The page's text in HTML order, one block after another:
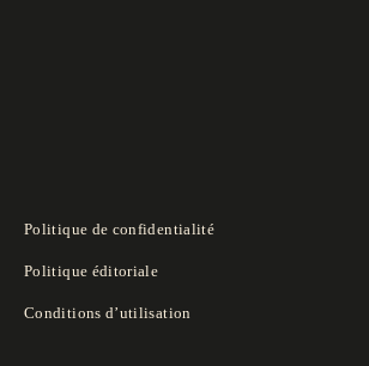
Politique de confidentialité
Politique éditoriale
Conditions d’utilisation